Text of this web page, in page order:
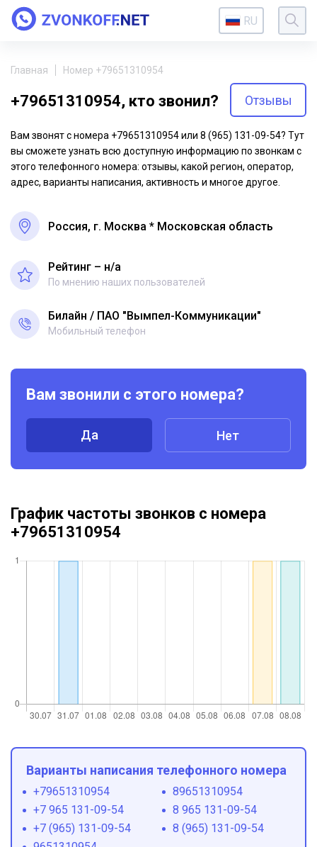
RU
Главная Номер +79651310954
+79651310954, кто звонил? Отзывы
Вам звонят с номера +79651310954 или 8 (965) 131-09-54? Тут
вы сможете узнать всю доступную информацию по звонкам с
этого телефонного номера: отзывы, какой регион, оператор,
адрес, варианты написания, активность и многое другое.
Россия, г. Москва * Московская область
Рейтинг – н/a
По мнению наших пользователей
Билайн ПАО "Вымпел-Коммуникации"
Мобильный телефон
Вам звонили с этого номера?
Да Нет
График частоты звонков с номера
+79651310954
Варианты написания телефонного номера
+79651310954
89651310954
+7 965 131-09-54
8 965 131-09-54
+7 (965) 131-09-54
8 (965) 131-09-54